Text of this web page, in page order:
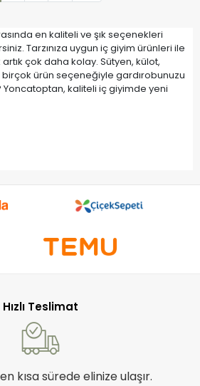
en kaliteli ve şık seçenekleri
Tarzınıza uygun iç giyim ürünleri ile
çok daha kolay. Sütyen, külot,
ürün seçeneğiyle gardırobunuzu
kaliteli iç giyimde yeni
Hızlı Teslimat
kısa sürede elinize ulaşır.